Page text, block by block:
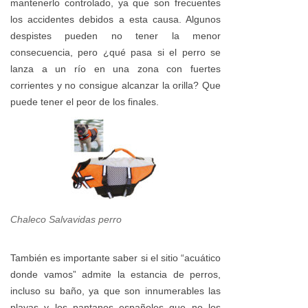
mantenerlo controlado, ya que son frecuentes
los accidentes debidos a esta causa. Algunos
despistes pueden no tener la menor
consecuencia, pero ¿qué pasa si el perro se
lanza a un río en una zona con fuertes
corrientes y no consigue alcanzar la orilla? Que
puede tener el peor de los finales.
Chaleco Salvavidas perro
También es importante saber si el sitio “acuático
donde vamos” admite la estancia de perros,
incluso su baño, ya que son innumerables las